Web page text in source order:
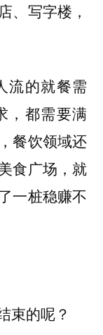
、写字楼，
流的就餐需
，都需要满
餐饮领域还
食广场，就
一桩稳赚不
束的呢？